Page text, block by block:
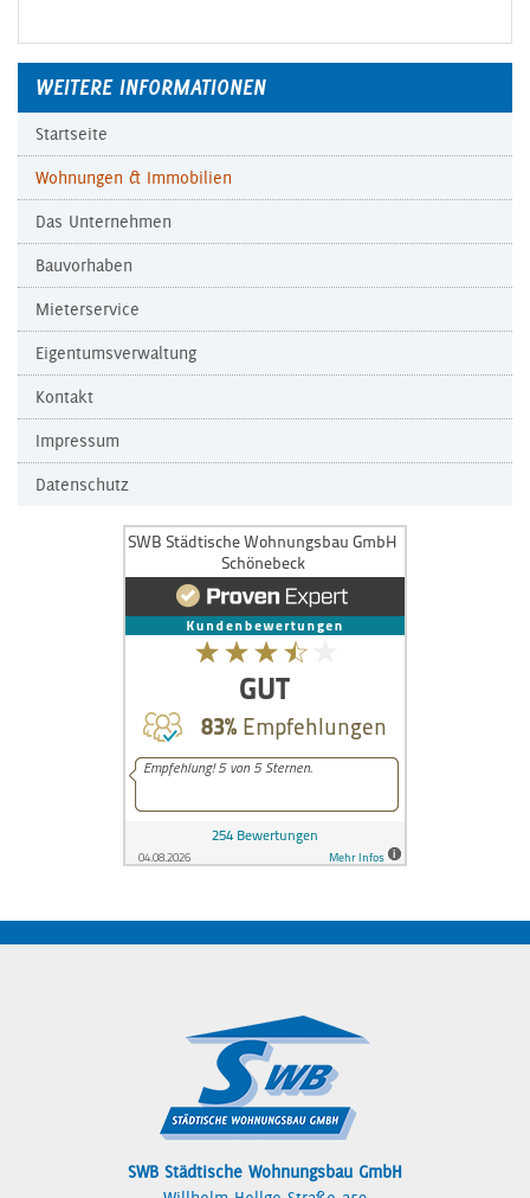
WEITERE INFORMATIONEN
Startseite
Wohnungen & Immobilien
Das Unternehmen
Bauvorhaben
Mieterservice
Eigentumsverwaltung
Kontakt
Impressum
Datenschutz
SWB Städtische Wohnungsbau GmbH